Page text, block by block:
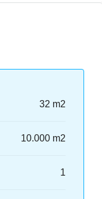
32 m2
10.000 m2
1